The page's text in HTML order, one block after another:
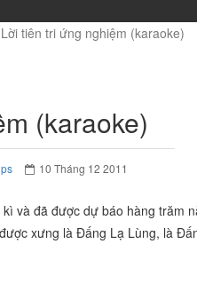
Lời tiên tri ứng nghiệm (karaoke)
(karaoke)
10 Tháng 12 2011
và đã được dự báo hàng trăm
xưng là Đấng Lạ Lùng, là